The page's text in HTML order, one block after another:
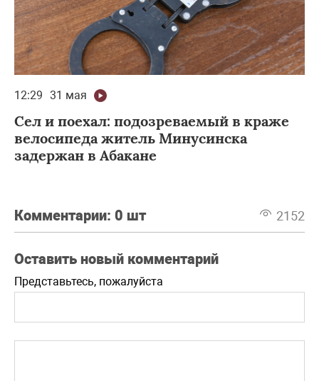
12:29 31 мая
Сел и поехал: подозреваемый в краже
велосипеда житель Минусинска
задержан в Абакане
Комментарии: 0 шт 2152
Оставить новый комментарий
Представьтесь, пожалуйста